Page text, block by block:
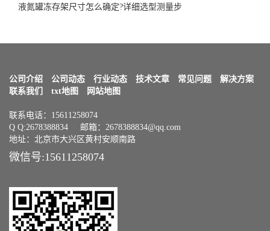
液氮罐冻存架尺寸怎么确定?详细选型测量步
公司介绍 公司动态 行业动态 技术文章 常见问题
解决方案
联系我们
txt地图 网站地图
联系电话：15611258074
Q Q:2678388834 邮箱：2678388834@qq.com
地址：北京市大兴区黄村安顺南路
微信号:15611258074